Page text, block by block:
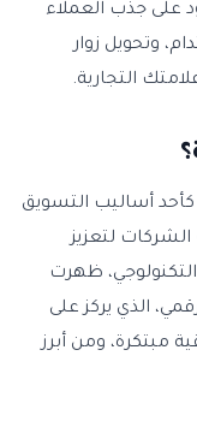
على جذب العملاء
وتحويل زوار
التجارية.
كأحد أساليب التسويق
لتعزيز
ظهرت
الذي يركز على
مبتكرة، ومن أبرز